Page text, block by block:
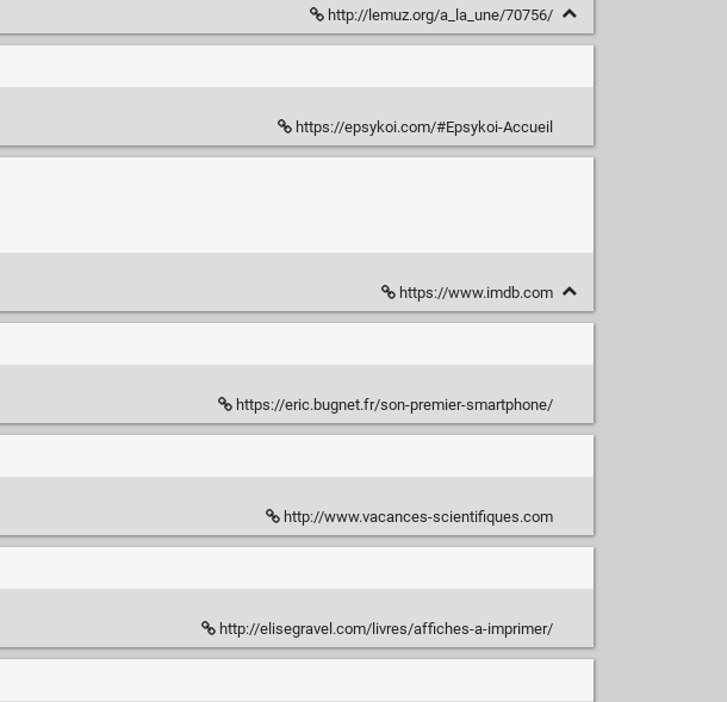
http://lemuz.org/a_la_une/70756/
https://epsykoi.com/#Epsykoi-Accueil
https://www.imdb.com
https://eric.bugnet.fr/son-premier-smartphone/
http://www.vacances-scientifiques.com
http://elisegravel.com/livres/affiches-a-imprimer/